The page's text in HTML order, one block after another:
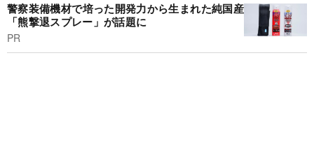
警察装備機材で培った開発力から生まれた純国産
「熊撃退スプレー」が話題に
PR